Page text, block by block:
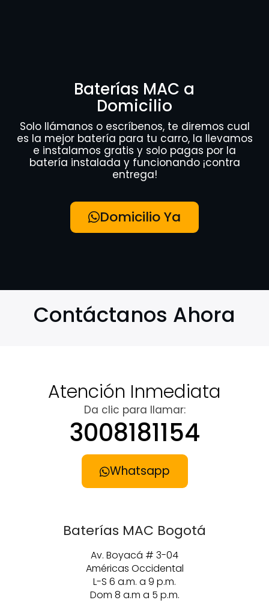
Baterías MAC a
Domicilio
Solo llámanos o escríbenos, te diremos cual
es la mejor batería para tu carro, la llevamos
e instalamos gratis y solo pagas por la
batería instalada y funcionando ¡contra
entrega!
Domicilio Ya
Contáctanos Ahora
Atención Inmediata
Da clic para llamar:
3008181154
Whatsapp
Baterías MAC Bogotá
Av. Boyacá # 3-04
Américas Occidental
L-S 6 a.m. a 9 p.m.
Dom 8 a.m a 5 p.m.